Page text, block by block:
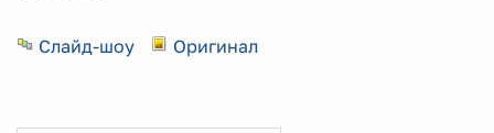
Слайд-шоу Оригинал